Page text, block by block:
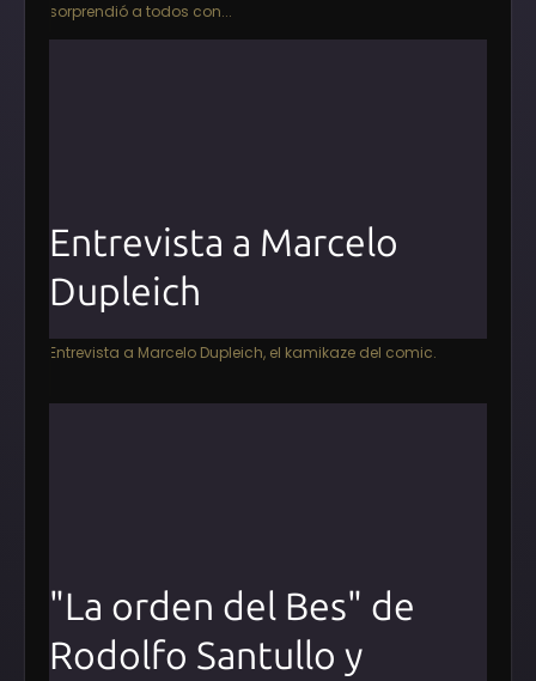
sorprendió a todos con...
Entrevista a Marcelo
Dupleich
Entrevista a Marcelo Dupleich, el kamikaze del comic.
"La orden del Bes" de
Rodolfo Santullo y